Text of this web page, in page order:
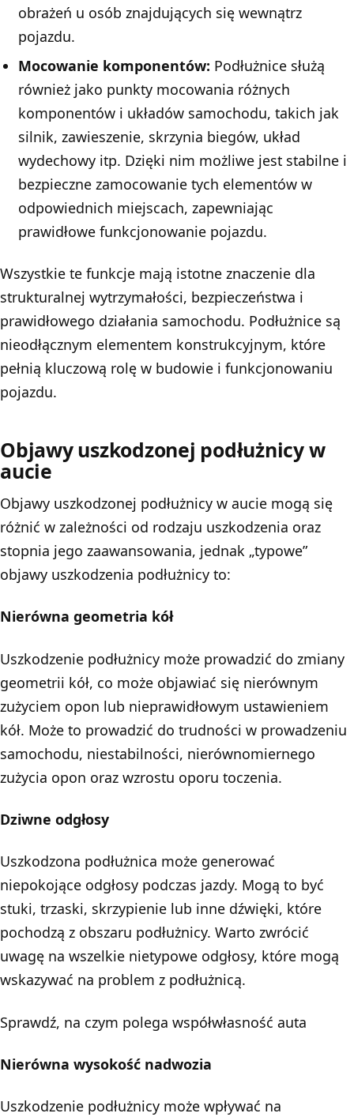
obrażeń u osób znajdujących się wewnątrz
pojazdu.
Mocowanie komponentów: Podłużnice służą
również jako punkty mocowania różnych
komponentów i układów samochodu, takich jak
silnik, zawieszenie, skrzynia biegów, układ
wydechowy itp. Dzięki nim możliwe jest stabilne i
bezpieczne zamocowanie tych elementów w
odpowiednich miejscach, zapewniając
prawidłowe funkcjonowanie pojazdu.
Wszystkie te funkcje mają istotne znaczenie dla
strukturalnej wytrzymałości, bezpieczeństwa i
prawidłowego działania samochodu. Podłużnice są
nieodłącznym elementem konstrukcyjnym, które
pełnią kluczową rolę w budowie i funkcjonowaniu
pojazdu.
Objawy uszkodzonej podłużnicy w
aucie
Objawy uszkodzonej podłużnicy w aucie mogą się
różnić w zależności od rodzaju uszkodzenia oraz
stopnia jego zaawansowania, jednak „typowe”
objawy uszkodzenia podłużnicy to:
Nierówna geometria kół
Uszkodzenie podłużnicy może prowadzić do zmiany
geometrii kół, co może objawiać się nierównym
zużyciem opon lub nieprawidłowym ustawieniem
kół. Może to prowadzić do trudności w prowadzeniu
samochodu, niestabilności, nierównomiernego
zużycia opon oraz wzrostu oporu toczenia.
Dziwne odgłosy
Uszkodzona podłużnica może generować
niepokojące odgłosy podczas jazdy. Mogą to być
stuki, trzaski, skrzypienie lub inne dźwięki, które
pochodzą z obszaru podłużnicy. Warto zwrócić
uwagę na wszelkie nietypowe odgłosy, które mogą
wskazywać na problem z podłużnicą.
Sprawdź, na czym polega współwłasność auta
Nierówna wysokość nadwozia
Uszkodzenie podłużnicy może wpływać na